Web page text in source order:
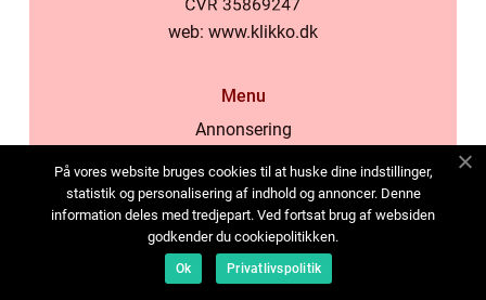
web: www.klikko.dk
Menu
Annonsering
Cookies
Kontakta oss
Sitemap
På vores website bruges cookies til at huske dine indstillinger,
statistik og personalisering af indhold og annoncer. Denne
information deles med tredjepart. Ved fortsat brug af websiden
godkender du cookiepolitikken.
Ok Privatlivspolitik